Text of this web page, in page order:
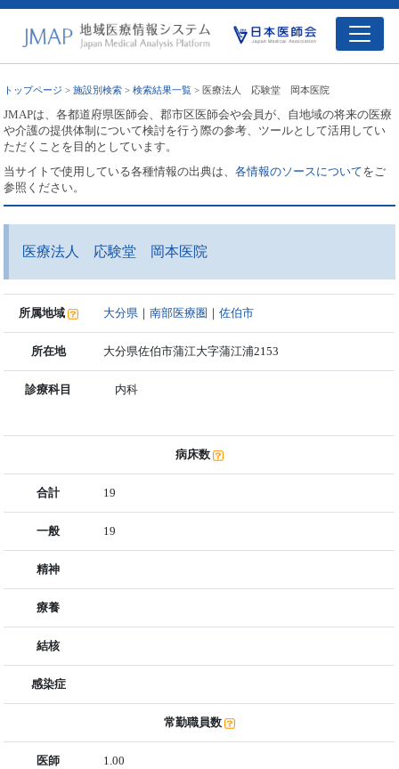
トップページ >施設別検索 >検索結果一覧 > 医療法人 応験堂 岡本医院
JMAPは、各都道府県医師会、郡市区医師会や会員が、自地域の将来の医療
や介護の提供体制について検討を行う際の参考、ツールとして活用してい
ただくことを目的としています。
当サイトで使用している各種情報の出典は、各情報のソースについてをご
参照ください。
医療法人 応験堂 岡本医院
所属地域 大分県 ｜南部医療圏 ｜佐伯市
所在地 大分県佐伯市蒲江大字蒲江浦2153
診療科目 内科
病床数
合計 19
一般 19
精神
療養
結核
感染症
常勤職員数
医師 1.00